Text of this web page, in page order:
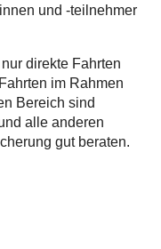
und -teilnehmer
direkte Fahrten
im Rahmen
Bereich sind
alle anderen
gut beraten.